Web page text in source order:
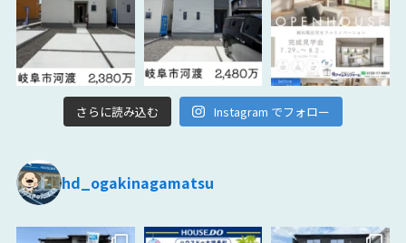
さらに読み込む Instagram でフォロー
hd_ogakinagamatsu